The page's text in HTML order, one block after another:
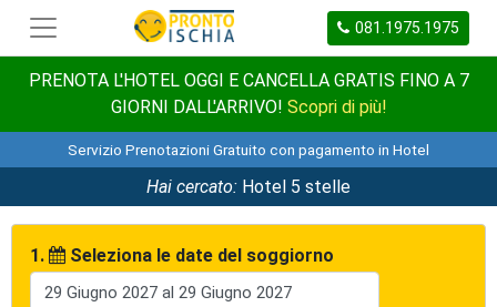
081.1975.1975
PRENOTA L'HOTEL OGGI E CANCELLA GRATIS FINO A 7
GIORNI DALL'ARRIVO! Scopri di più!
Servizio Prenotazioni Gratuito con pagamento in Hotel
Hai cercato: Hotel 5 stelle
1. Seleziona le date del soggiorno